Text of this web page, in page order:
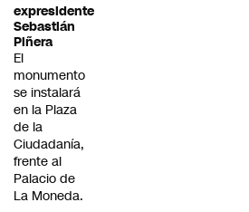
expresidente
Sebastián
Piñera
El
monumento
se instalará
en la Plaza
de la
Ciudadanía,
frente al
Palacio de
La Moneda.